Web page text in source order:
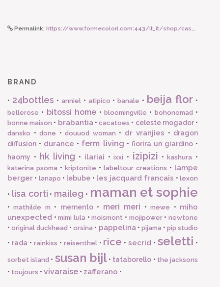
Permalink: https://www.formecolori.com:443/it_it/shop/casa/tappeti/vivaraise_tappeto_slava_terracotta_160x230_vivaraise/6256
BRAND
• 24bottles • anniel• atipico •banale • beija flor •
bellerose • bitossi home • bloomingville • bohonomad •
bonne maison • brabantia•cacatoes • celeste mogador•
dansko • done • douuod woman • dr vranjies • dragon
diffusion • durance • ferm living • fiorira un giardino•
haomy • hk living • ilariai •ixxi • izipizi •kashura •
katerina psoma • kriptonite • labeltour creations • lampe
berger • lanapo • lebube • les jacquard francais •lexon
• lisa corti • maileg • maman et sophie
•mathilde m • memento• meri meri •mewe • miho
unexpected •mimi lula •moismont • mojipower•newtone
•original duckhead •orsina • pappelina• pijama • pip studio
• rada • rainkiss • reisenthel• rice •secrid •seletti •
sorbet island • susan bijl• tataborello • the jacksons
• toujours • vivaraise • zafferano •